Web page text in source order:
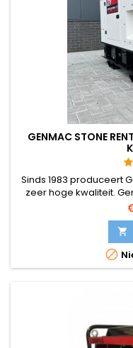
GENMAC STONE
Sinds 1983 produceert
zeer hoge kwaliteit.
duurzaam, sterk en
strak. Door de jaren
voor de kwaliteit van
